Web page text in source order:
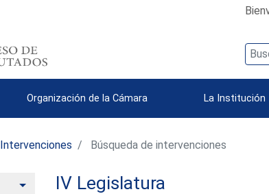
Organización de la Cámara La Institución
Intervenciones Búsqueda de intervenciones
AlternarIV Legislatura